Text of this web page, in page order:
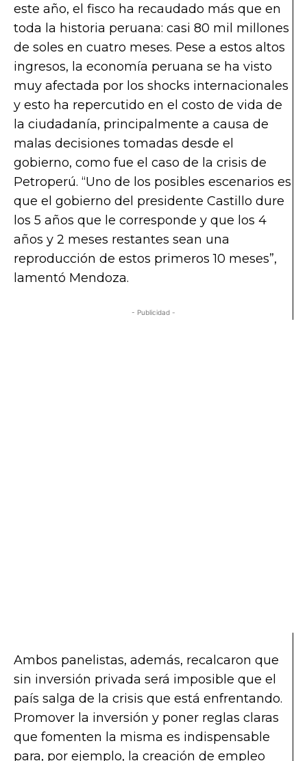
este año, el fisco ha recaudado más que en
toda la historia peruana: casi 80 mil millones
de soles en cuatro meses. Pese a estos altos
ingresos, la economía peruana se ha visto
muy afectada por los shocks internacionales
y esto ha repercutido en el costo de vida de
la ciudadanía, principalmente a causa de
malas decisiones tomadas desde el
gobierno, como fue el caso de la crisis de
Petroperú. “Uno de los posibles escenarios es
que el gobierno del presidente Castillo dure
los 5 años que le corresponde y que los 4
años y 2 meses restantes sean una
reproducción de estos primeros 10 meses”,
lamentó Mendoza.
- Publicidad -
Ambos panelistas, además, recalcaron que
sin inversión privada será imposible que el
país salga de la crisis que está enfrentando.
Promover la inversión y poner reglas claras
que fomenten la misma es indispensable
para, por ejemplo, la creación de empleo